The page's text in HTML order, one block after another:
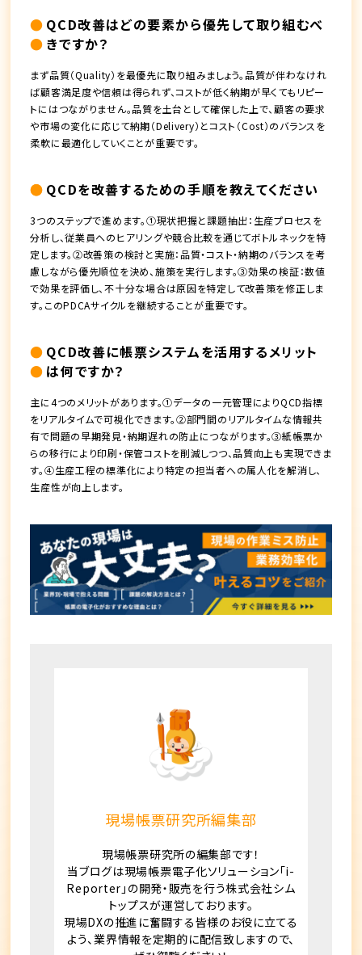
QCD改善はどの要素から優先して取り組むべ
きですか？
まず品質（Quality）を最優先に取り組みましょう。品質が伴わなけれ
ば顧客満足度や信頼は得られず、コストが低く納期が早くてもリピー
トにはつながりません。品質を土台として確保した上で、顧客の要求
や市場の変化に応じて納期（Delivery）とコスト（Cost）のバランスを
柔軟に最適化していくことが重要です。
QCDを改善するための手順を教えてください
3つのステップで進めます。①現状把握と課題抽出：生産プロセスを
分析し、従業員へのヒアリングや競合比較を通じてボトルネックを特
定します。②改善策の検討と実施：品質・コスト・納期のバランスを考
慮しながら優先順位を決め、施策を実行します。③効果の検証：数値
で効果を評価し、不十分な場合は原因を特定して改善策を修正しま
す。このPDCAサイクルを継続することが重要です。
QCD改善に帳票システムを活用するメリット
は何ですか？
主に4つのメリットがあります。①データの一元管理によりQCD指標
をリアルタイムで可視化できます。②部門間のリアルタイムな情報共
有で問題の早期発見・納期遅れの防止につながります。③紙帳票か
らの移行により印刷・保管コストを削減しつつ、品質向上も実現できま
す。④生産工程の標準化により特定の担当者への属人化を解消し、
生産性が向上します。
現場帳票研究所編集部
現場帳票研究所の編集部です！
当ブログは現場帳票電子化ソリューション「i-
Reporter」の開発・販売を行う株式会社シム
トップスが運営しております。
現場DXの推進に奮闘する皆様のお役に立てる
よう、業界情報を定期的に配信致しますので、